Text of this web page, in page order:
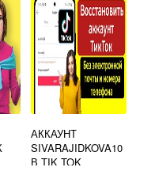
АККАУНТ
SIVARAJIDKOVA10
В TIK TOK